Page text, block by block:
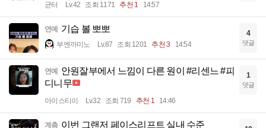
균터 Lv.42 조회 1171 추천 1 14:57
연예 기습 볼 뽀뽀
부엔까미노 Lv.87 조회 1201 추천 3 14:54
4
댓글
연예
안원잘부에서 느낌이 다른 원이 #리센느 #피
디니무
아이스티이 Lv.32 조회 719 추천 1 14:46
1
댓글
계층 이번 그랜저 페이스리프트 실내 수준